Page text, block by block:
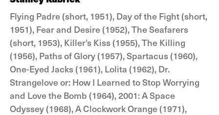
Flying Padre (short, 1951), Day of the Fight (short,
1951), Fear and Desire (1952), The Seafarers
(short, 1953), Killer's Kiss (1955), The Killing
(1956), Paths of Glory (1957), Spartacus (1960),
One-Eyed Jacks (1961), Lolita (1962), Dr.
Strangelove or: How I Learned to Stop Worrying
and Love the Bomb (1964), 2001: A Space
Odyssey (1968), A Clockwork Orange (1971),